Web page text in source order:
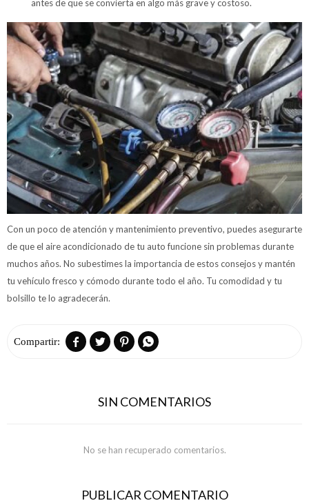
antes de que se convierta en algo más grave y costoso.
Con un poco de atención y mantenimiento preventivo, puedes asegurarte
de que el aire acondicionado de tu auto funcione sin problemas durante
muchos años. No subestimes la importancia de estos consejos y mantén
tu vehículo fresco y cómodo durante todo el año. Tu comodidad y tu
bolsillo te lo agradecerán.
   
SIN COMENTARIOS
No se han recuperado comentarios.
PUBLICAR COMENTARIO